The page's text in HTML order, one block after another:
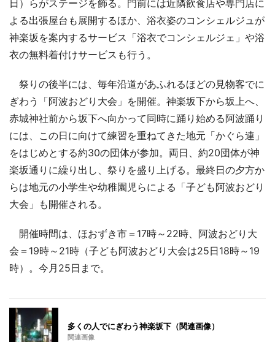
日）らがステージを飾る。門前には近隣飲食店や専門店に
よる出張屋台も展開するほか、浴衣姿のコンシェルジュが
神楽坂を案内するサービス「浴衣でコンシェルジェ」や浴
衣の無料着付けサービスも行う。
祭りの後半には、毎年沿道があふれるほどの見物客でに
ぎわう「阿波おどり大会」を開催。神楽坂下から坂上へ、
赤城神社前から坂下へ向かって同時に踊り始める阿波踊り
には、この日に向けて練習を重ねてきた地元「かぐら連」
をはじめとする約30の団体が参加。両日、約20団体が神
楽坂通りに繰り出し、祭りを盛り上げる。最終日の夕方か
らは地元の小学生や幼稚園児らによる「子ども阿波おどり
大会」も開催される。
開催時間は、ほおずき市＝17時～22時、阿波おどり大
会＝19時～21時（子ども阿波おどり大会は25日18時～19
時）。今月25日まで。
多くの人でにぎわう神楽坂下（関連画像）
関連画像